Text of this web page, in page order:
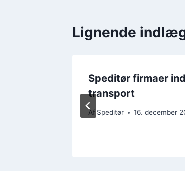
Lignende
Speditør firmaer
transport
Af Speditør 16. december